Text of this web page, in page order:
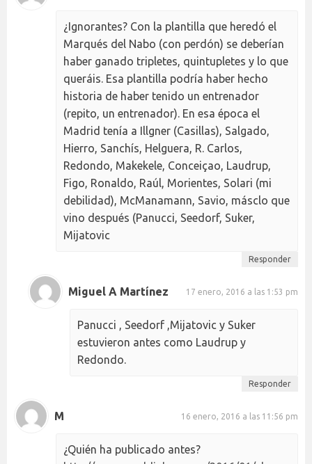
¿Ignorantes? Con la plantilla que heredó el
Marqués del Nabo (con perdón) se deberían
haber ganado tripletes, quintupletes y lo que
queráis. Esa plantilla podría haber hecho
historia de haber tenido un entrenador
(repito, un entrenador). En esa época el
Madrid tenía a Illgner (Casillas), Salgado,
Hierro, Sanchís, Helguera, R. Carlos,
Redondo, Makekele, Conceiçao, Laudrup,
Figo, Ronaldo, Raúl, Morientes, Solari (mi
debilidad), McManamann, Savio, másclo que
vino después (Panucci, Seedorf, Suker,
Mijatovic
Responder
Miguel A Martínez 17 enero, 2016 a las 1:53 pm
Panucci , Seedorf ,Mijatovic y Suker
estuvieron antes como Laudrup y
Redondo.
Responder
M 16 enero, 2016 a las 11:56 pm
¿Quién ha publicado antes?